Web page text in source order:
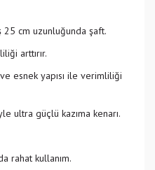
cm uzunluğunda şaft.
arttırır.
esnek yapısı ile verimliliği
ultra güçlü kazıma kenarı.
rahat kullanım.